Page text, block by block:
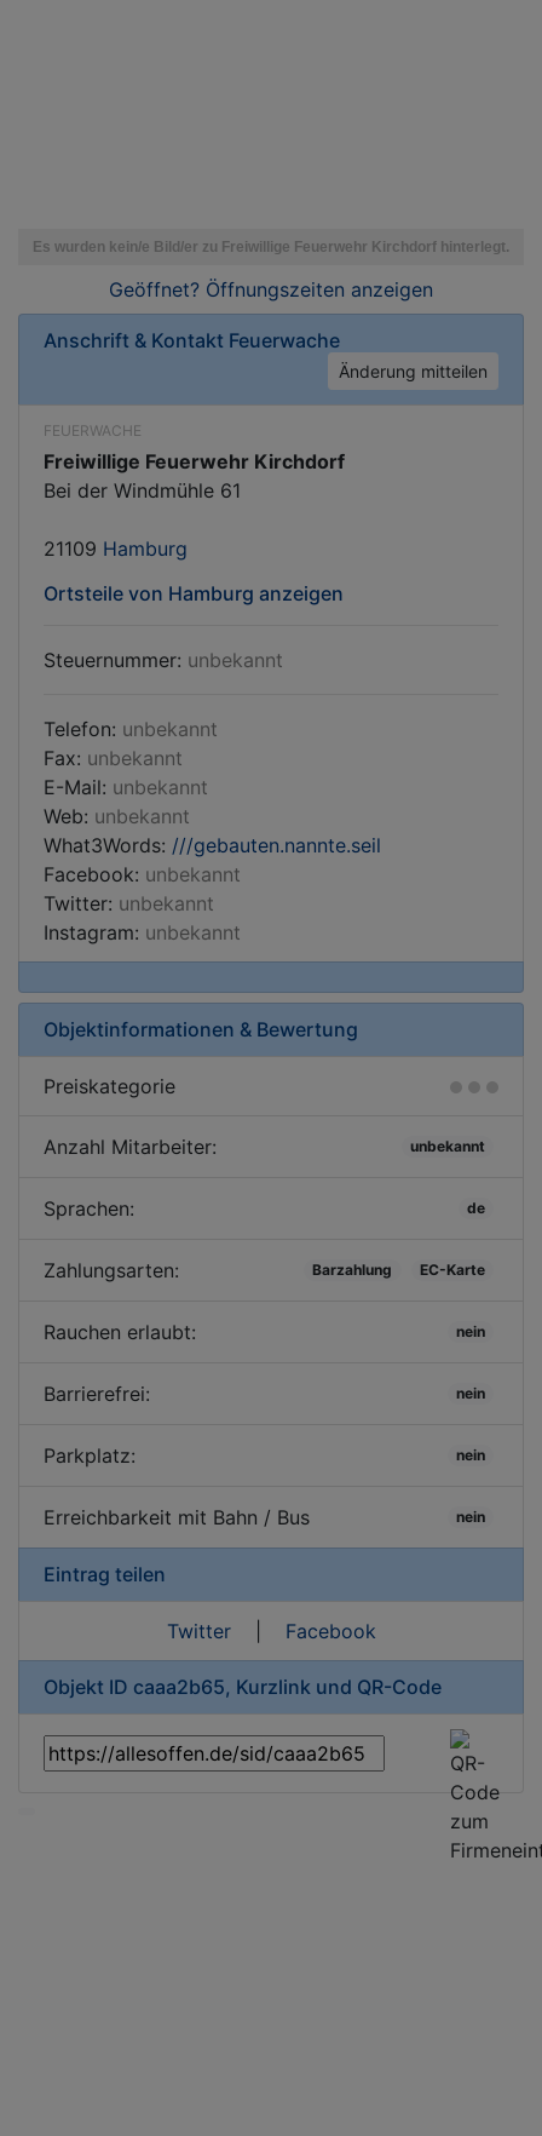
Geöffnet? Öffnungszeiten anzeigen
Anschrift & Kontakt Feuerwache
Änderung mitteilen
FEUERWACHE
Freiwillige Feuerwehr Kirchdorf
Bei der Windmühle 61
21109 Hamburg
Ortsteile von Hamburg anzeigen
Steuernummer: unbekannt
Telefon: unbekannt
Fax: unbekannt
E-Mail: unbekannt
Web: unbekannt
What3Words: ///gebauten.nannte.seil
Facebook: unbekannt
Twitter: unbekannt
Instagram: unbekannt
Objektinformationen & Bewertung
Preiskategorie
Anzahl Mitarbeiter: unbekannt
Sprachen: de
Zahlungsarten: Barzahlung EC-Karte
Rauchen erlaubt: nein
Barrierefrei: nein
Parkplatz: nein
Erreichbarkeit mit Bahn / Bus nein
Eintrag teilen
Twitter| Facebook
Objekt ID caaa2b65, Kurzlink und QR-Code